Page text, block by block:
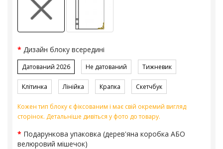
Дизайн блоку всередині
Датований 2026 Не датований Тижневик
Клітинка Лінійка Крапка Скетчбук
Кожен тип блоку є фіксованим і має свій окремий вигляд
сторінок. Детальніше дивіться у фото до товару.
Подарункова упаковка (дерев'яна коробка АБО
велюровий мішечок)